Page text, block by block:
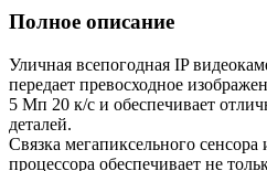
Полное описание
Уличная всепогодная IP
передает превосходное
5 Мп 20 к/с и обеспечивает
деталей.
Связка мегапиксельного
процессора обеспечивает не